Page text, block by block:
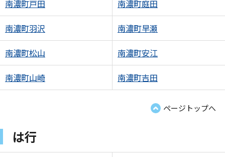
南濃町戸田 南濃町庭田
南濃町羽沢 南濃町早瀬
南濃町松山 南濃町安江
南濃町山崎 南濃町吉田
ページトップへ
は行